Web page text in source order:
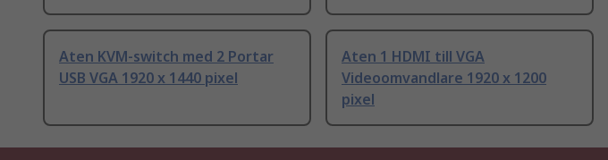
Aten KVM-switch med 2 Portar
USB VGA 1920 x 1440 pixel
Aten 1 HDMI till VGA
Videoomvandlare 1920 x 1200
pixel